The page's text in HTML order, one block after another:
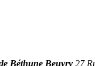
Béthune Beuvry 27